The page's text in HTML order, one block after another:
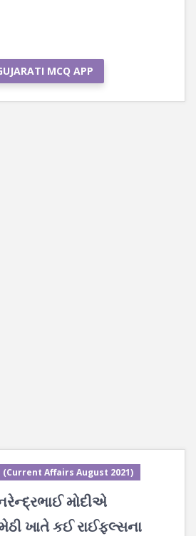
MCQ APP
Affairs August 2021)
મોદીએ
ખાતે કઈ રાઈફલ્સના